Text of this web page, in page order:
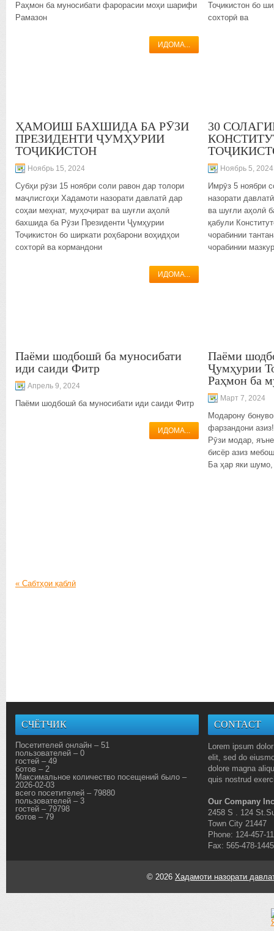
Раҳмон ба муносибати фарорасии моҳи шарифи
Рамазон
ИДОМА...
Тоҷикистон бо
сохторӣ ва
ҲАМОИШ БАХШИДА БА РӮЗИ
ПРЕЗИДЕНТИ ҶУМҲУРИИ
ТОҶИКИСТОН
Ноябрь 15, 2024
Субҳи рӯзи 15 ноябри соли равон дар толори
маҷлисгоҳи Хадамоти назорати давлатӣ дар
соҳаи меҳнат, муҳоҷират ва шуғли аҳолӣ
бахшида ба Рӯзи Президенти Ҷумҳурии
Тоҷикистон бо ширкати роҳбарони воҳидҳои
сохторӣ ва кормандони
ИДОМА...
30
Ноябрь 5, 2024
Имрӯз 5 ноябри
назорати
ва шуғли аҳолӣ
қабули
чорабинии
чорабинии
Паёми шодбошӣ ба муносибати
иди саиди Фитр
Апрель 9, 2024
Паёми шодбошӣ ба муносибати иди саиди Фитр
ИДОМА...
Паёми
Ҷумҳурии
Раҳмон ба
Март 7, 2024
Модарону
фарзандони
Рӯзи модар,
бисёр азиз
Ба ҳар яки
« Сабтҳои қаблӣ
СЧЁТЧИК
Посетителей онлайн – 51
пользователей – 0
гостей – 49
ботов – 2
Максимальное количество посещений было –
2026-02-03
всего посетителей – 79880
пользователей – 3
гостей – 79798
ботов – 79
CONTACT
Lorem ipsum
elit, sed do
dolore magna
quis nostrud
Our Company
2458 S . 124
Town City 21447
Phone: 124-457-
Fax: 565-478-1445
© 2026 Хадамоти назорати